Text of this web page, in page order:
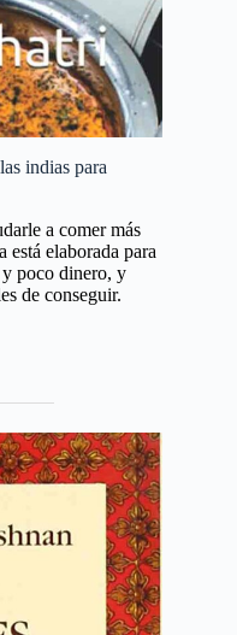
indias para
a comer más
está elaborada para
poco dinero, y
de conseguir.